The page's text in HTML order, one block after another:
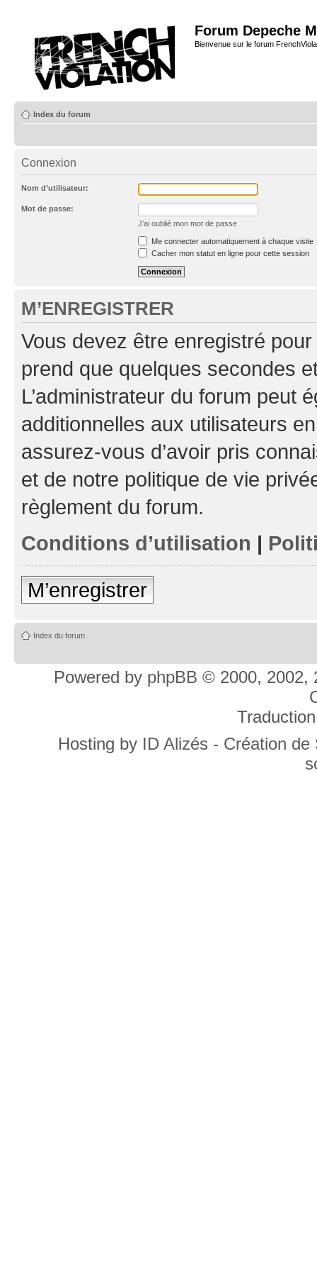
Forum Depeche
Bienvenue sur le forum
Index du forum
Connexion
Nom d’utilisateur:
Mot de passe:
J’ai oublié mon mot de passe
Me connecter automatiquement à chaque visite
Cacher mon statut en ligne pour cette session
M’ENREGISTRER
Vous devez être enregistré
prend que quelques secondes
L’administrateur du forum peut
additionnelles aux utilisateurs
assurez-vous d’avoir pris
et de notre politique de vie
règlement du forum.
Conditions d’utilisation |
M’enregistrer
Index du forum
Powered by phpBB © 2000, 2002,
Hosting by ID Alizés - Création